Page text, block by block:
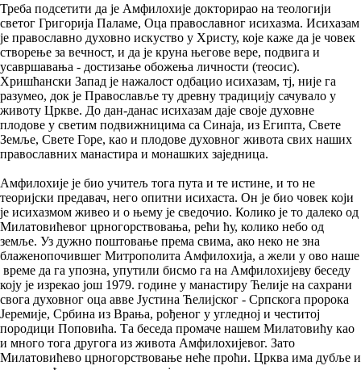
Треба подсетити да је Амфилохије докторирао на теологији
светог Григорија Паламе, Оца православног исихазма. Исихазам
је православно духовно искуство у Христу, које каже да је човек
створење за вечност, и да је круна његове вере, подвига и
усавршавања - достизање обожења личности (теосис).
Хришћански Запад је нажалост одбацио исихазам, тј, није га
разумео, док је Православље ту древну традицију сачувало у
животу Цркве. До дан-данас исихазам даје своје духовне
плодове у светим подвижницима са Синаја, из Египта, Свете
Земље, Свете Горе, као и плодове духовног живота свих наших
православних манастира и монашких заједница.
Амфилохије је био учитељ тога пута и те истине, и то не
теоријски предавач, него опитни исихаста. Он је био човек који
је исихазмом живео и о њему је сведочио. Колико је то далеко од
Милатовићевог црногорствовања, рећи ћу, колико небо од
земље. Уз дужно поштовање према свима, ако неко не зна
блаженопочившег Митрополита Амфилохија, а жели у ово наше
време да га упозна, упутили бисмо га на Амфилохијеву беседу
коју је изрекао још 1979. године у манастиру Ћелије на сахрани
свога духовног оца авве Јустина Ћелијског - Српскога пророка
Јеремије, Србина из Врања, рођеног у угледној и честитој
породици Поповића. Та беседа промаче нашем Милатовићу као
и много тога другога из живота Амфилохијевог. Зато
Милатовићево црногорствовање неће проћи. Црква има дубље и